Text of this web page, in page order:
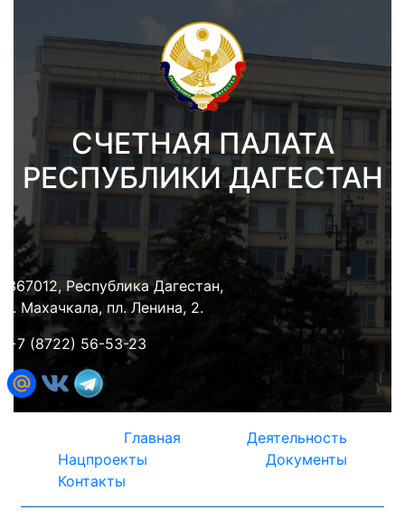
СЧЕТНАЯ ПАЛАТА
РЕСПУБЛИКИ ДАГЕСТАН
367012, Республика Дагестан,
г. Махачкала, пл. Ленина, 2.
+7 (8722) 56-53-23
Главная
Деятельность
Нацпроекты
Документы
Контакты